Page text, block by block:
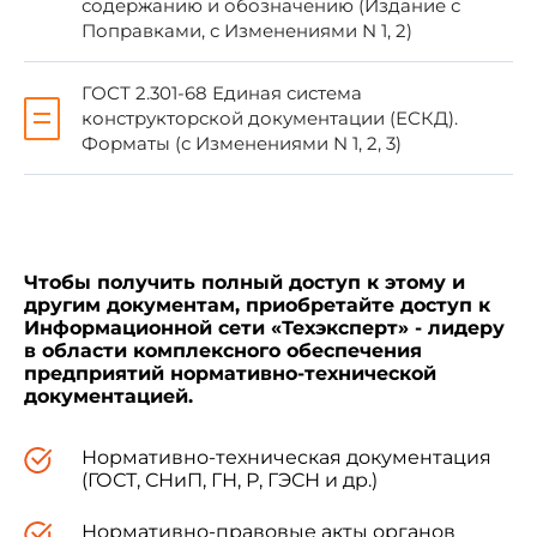
ежегодном (по состоянию на 1 января
текст изменений и поправок-в ежемесячном
информационном указателе "Национальные
стандарты". В случае пересмотра (замены)
Соответствующая информация,
уведомление и тексты размещаются также
в информационной системе общего
пользования - на официальном сайте
Федерального агентства по техническому
регулированию и метрологии в сети
1 Область применения
содержанию и обозначению (Издание с
Поправками, с Изменениями N 1, 2)
ГОСТ 2.301-68 Единая система
конструкторской документации (ЕСКД).
Форматы (с Изменениями N 1, 2, 3)
Чтобы получить полный доступ к этому и
другим документам, приобретайте доступ к
Информационной сети «Техэксперт» - лидеру
в области комплексного обеспечения
предприятий нормативно-технической
документацией.
Нормативно-техническая документация
(ГОСТ, СНиП, ГН, Р, ГЭСН и др.)
Нормативно-правовые акты органов